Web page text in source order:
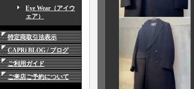
Eye Wear（アイウ
ェア）
特定商取引法表示
CAPRi BLOG / ブログ
ご利用ガイド
ご来店ご予約について